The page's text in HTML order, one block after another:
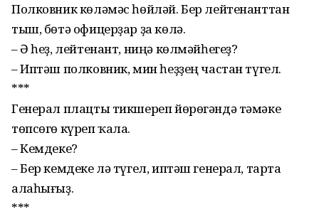
Полковник көләмәс һөйләй. Бер лейтенанттан
тыш, бөтә офицерҙар ҙа көлә.
– Ә һеҙ, лейтенант, ниңә көлмәйһегеҙ?
– Иптәш полковник, мин һеҙҙең частан түгел.
***
Генерал плацты тикшереп йөрөгәндә тәмәке
төпсөгө кү­реп ҡала.
– Кемдеке?
– Бер кемдеке лә түгел, ип­тәш генерал, тарта
алаһы­ғыҙ.
***